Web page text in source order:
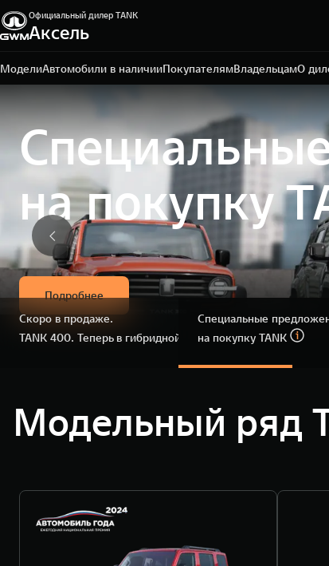
Официальный дилер TANK
Аксель
МоделиАвтомобили в наличииПокупателямВладельцамО
Мурманск, пр-кт Кольский, д. 83
+7 (8152) 79-00-00
на покупку
Подробнее
Скоро в продаже.
TANK 400. Теперь в гибридной версии.
Специальные
на покупку TANK
Модельный ряд